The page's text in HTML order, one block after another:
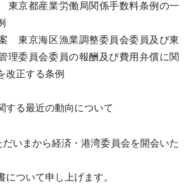
東京都産業労働局関係手数料条例の一
案 東京海区漁業調整委員会委員及び東
理委員会委員の報酬及び費用弁償に関
改正する条例
する最近の動向について
いまから経済・港湾委員会を開会いた
ついて申し上げます。